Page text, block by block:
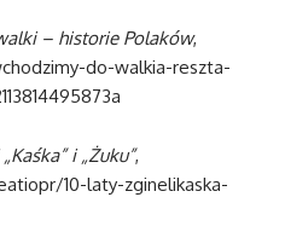
– historie Polaków,
do-walkia-reszta-
i „Żuku”,
10-laty-zginelikaska-